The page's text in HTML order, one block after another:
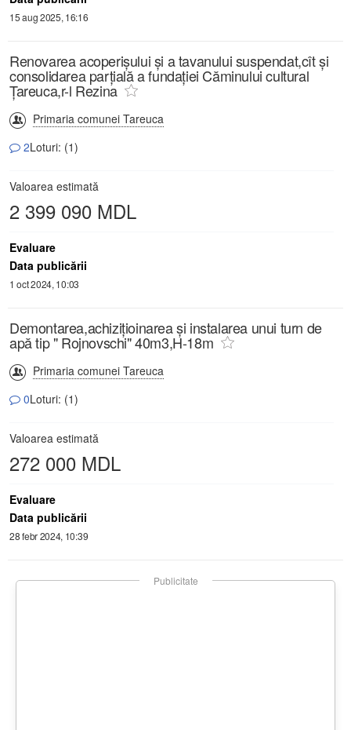
15 aug 2025, 16:16
Renovarea acoperișului și a tavanului suspendat,cît și
consolidarea parțială a fundației Căminului cultural
Țareuca,r-l Rezina
Primaria comunei Tareuca
2Loturi: (1)
Valoarea estimată
2 399 090 MDL
Evaluare
Data publicării
1 oct 2024, 10:03
Demontarea,achizițioinarea și instalarea unui turn de
apă tip " Rojnovschi" 40m3,H-18m
Primaria comunei Tareuca
0Loturi: (1)
Valoarea estimată
272 000 MDL
Evaluare
Data publicării
28 febr 2024, 10:39
Publicitate